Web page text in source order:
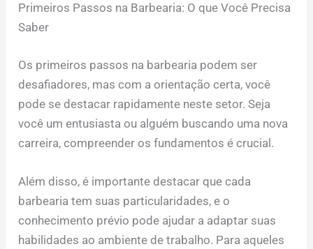
Primeiros Passos na Barbearia: O que Você Precisa
Saber
Os primeiros passos na barbearia podem ser
desafiadores, mas com a orientação certa, você
pode se destacar rapidamente neste setor. Seja
você um entusiasta ou alguém buscando uma nova
carreira, compreender os fundamentos é crucial.
Além disso, é importante destacar que cada
barbearia tem suas particularidades, e o
conhecimento prévio pode ajudar a adaptar suas
habilidades ao ambiente de trabalho. Para aqueles